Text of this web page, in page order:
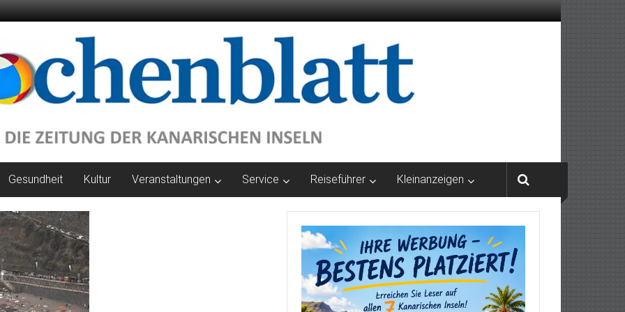
Gesundheit Kultur Veranstaltungen Service Reiseführer Kleinanzeigen